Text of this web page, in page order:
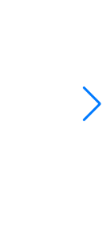
더보기